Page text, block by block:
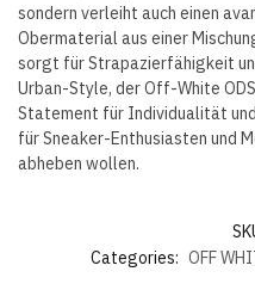
sondern verleiht auch einen
Obermaterial aus einer
sorgt für Strapazierfähigkeit
Urban-Style, der Off-White
Statement für Individualität
für Sneaker-Enthusiasten und
abheben wollen.
Categories: OFF